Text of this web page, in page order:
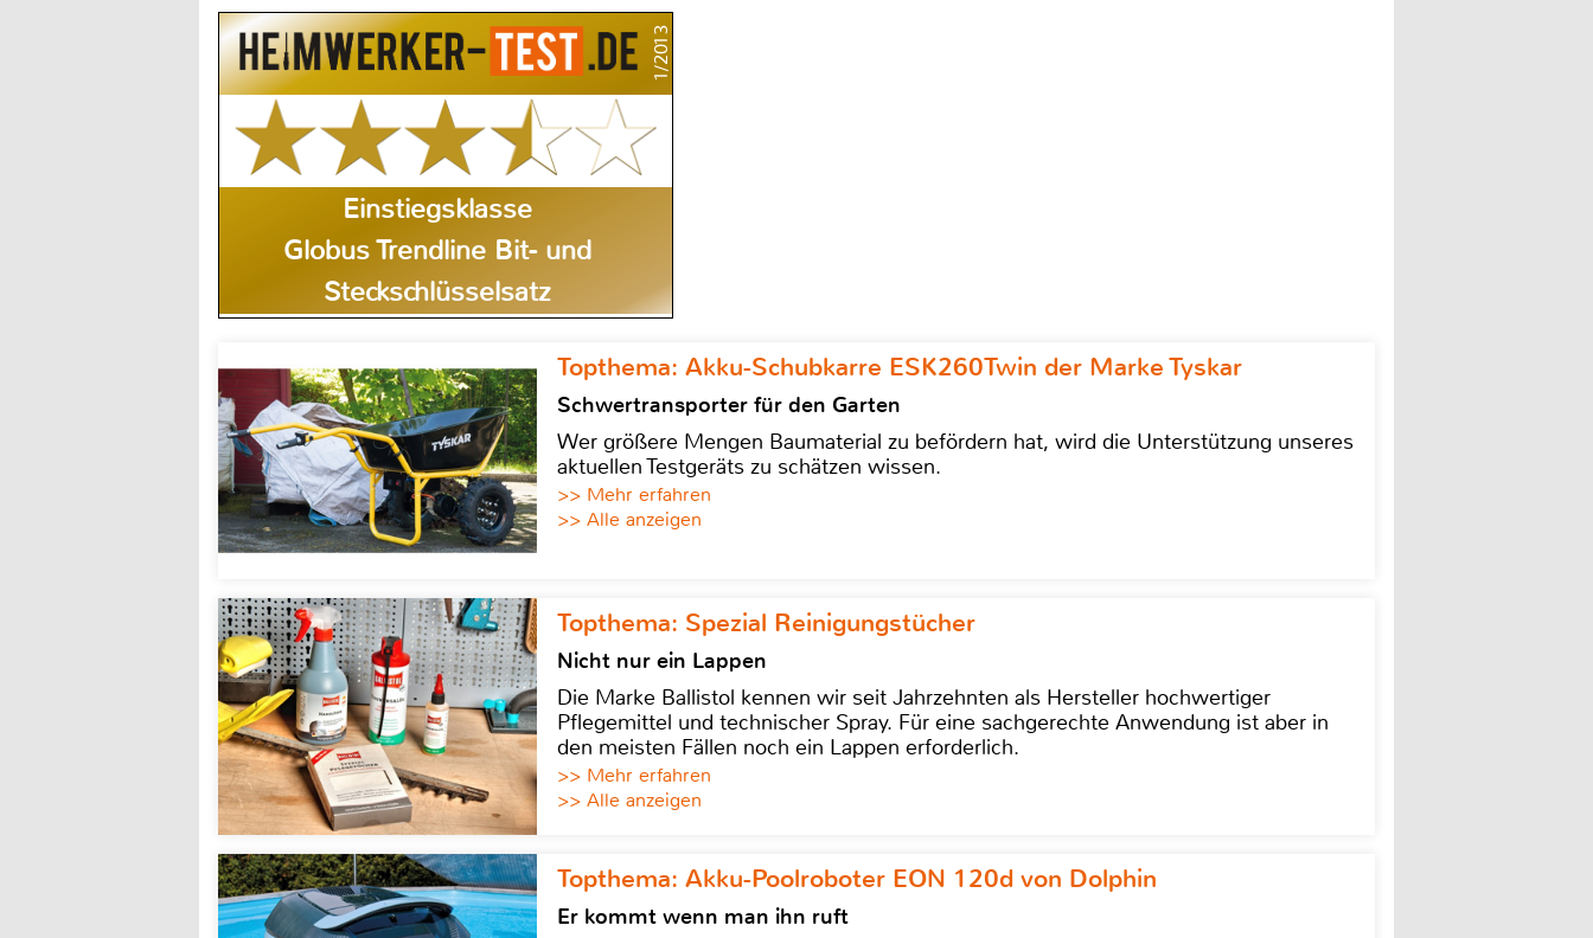
1/2013
Einstiegsklasse
Globus Trendline Bit- und
Steckschlüsselsatz
Topthema: Akku-Schubkarre ESK260Twin der Marke Tyskar
Schwertransporter für den Garten
Wer größere Mengen Baumaterial zu befördern hat, wird die Unterstützung unseres
aktuellen Testgeräts zu schätzen wissen.
>> Mehr erfahren
>> Alle anzeigen
Topthema: Spezial Reinigungstücher
Nicht nur ein Lappen
Die Marke Ballistol kennen wir seit Jahrzehnten als Hersteller hochwertiger
Pflegemittel und technischer Spray. Für eine sachgerechte Anwendung ist aber in
den meisten Fällen noch ein Lappen erforderlich.
>> Mehr erfahren
>> Alle anzeigen
Topthema: Akku-Poolroboter EON 120d von Dolphin
Er kommt wenn man ihn ruft